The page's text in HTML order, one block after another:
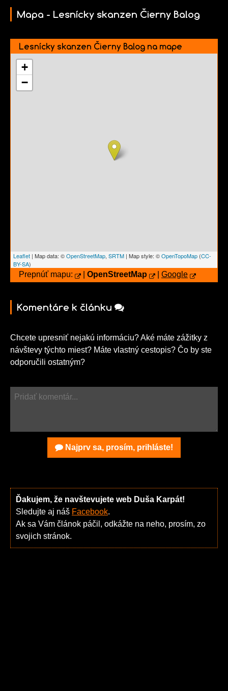
Mapa - Lesnícky skanzen Čierny Balog
Lesnícky skanzen Čierny Balog na mape
+
−
Leaflet | Map data: ©OpenStreetMap, SRTM | Map style: ©OpenTopoMap (CC-
BY-SA)
Prepnúť mapu: OpenStreetMap Google
Komentáre k článku
Chcete upresniť nejakú informáciu? Aké máte zážitky z
návštevy týchto miest? Máte vlastný cestopis? Čo by ste
odporučili ostatným?
Najprv sa, prosím, prihláste!
Ďakujem, že navštevujete web Duša Karpát!
Sledujte aj náš Facebook.
Ak sa Vám článok páčil, odkážte na neho, prosím, zo
svojich stránok.